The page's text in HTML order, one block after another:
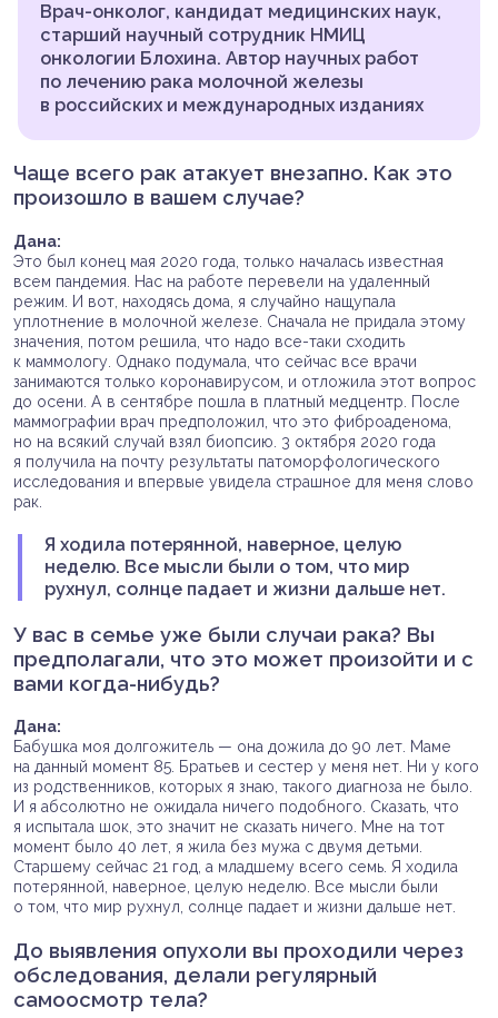
Врач-онколог, кандидат медицинских наук,
старший научный сотрудник НМИЦ
онкологии Блохина. Автор научных работ
по лечению рака молочной железы
в российских и международных изданиях
Чаще всего рак атакует внезапно. Как это
произошло в вашем случае?
Дана:
Это был конец мая 2020 года, только началась известная
всем пандемия. Нас на работе перевели на удаленный
режим. И вот, находясь дома, я случайно нащупала
уплотнение в молочной железе. Сначала не придала этому
значения, потом решила, что надо все-таки сходить
к маммологу. Однако подумала, что сейчас все врачи
занимаются только коронавирусом, и отложила этот вопрос
до осени. А в сентябре пошла в платный медцентр. После
маммографии врач предположил, что это фиброаденома,
но на всякий случай взял биопсию. 3 октября 2020 года
я получила на почту результаты патоморфологического
исследования и впервые увидела страшное для меня слово
рак.
Я ходила потерянной, наверное, целую
неделю. Все мысли были о том, что мир
рухнул, солнце падает и жизни дальше нет.
У вас в семье уже были случаи рака? Вы
предполагали, что это может произойти и с
вами когда-нибудь?
Дана:
Бабушка моя долгожитель — она дожила до 90 лет. Маме
на данный момент 85. Братьев и сестер у меня нет. Ни у кого
из родственников, которых я знаю, такого диагноза не было.
И я абсолютно не ожидала ничего подобного. Сказать, что
я испытала шок, это значит не сказать ничего. Мне на тот
момент было 40 лет, я жила без мужа с двумя детьми.
Старшему сейчас 21 год, а младшему всего семь. Я ходила
потерянной, наверное, целую неделю. Все мысли были
о том, что мир рухнул, солнце падает и жизни дальше нет.
До выявления опухоли вы проходили через
обследования, делали регулярный
самоосмотр тела?